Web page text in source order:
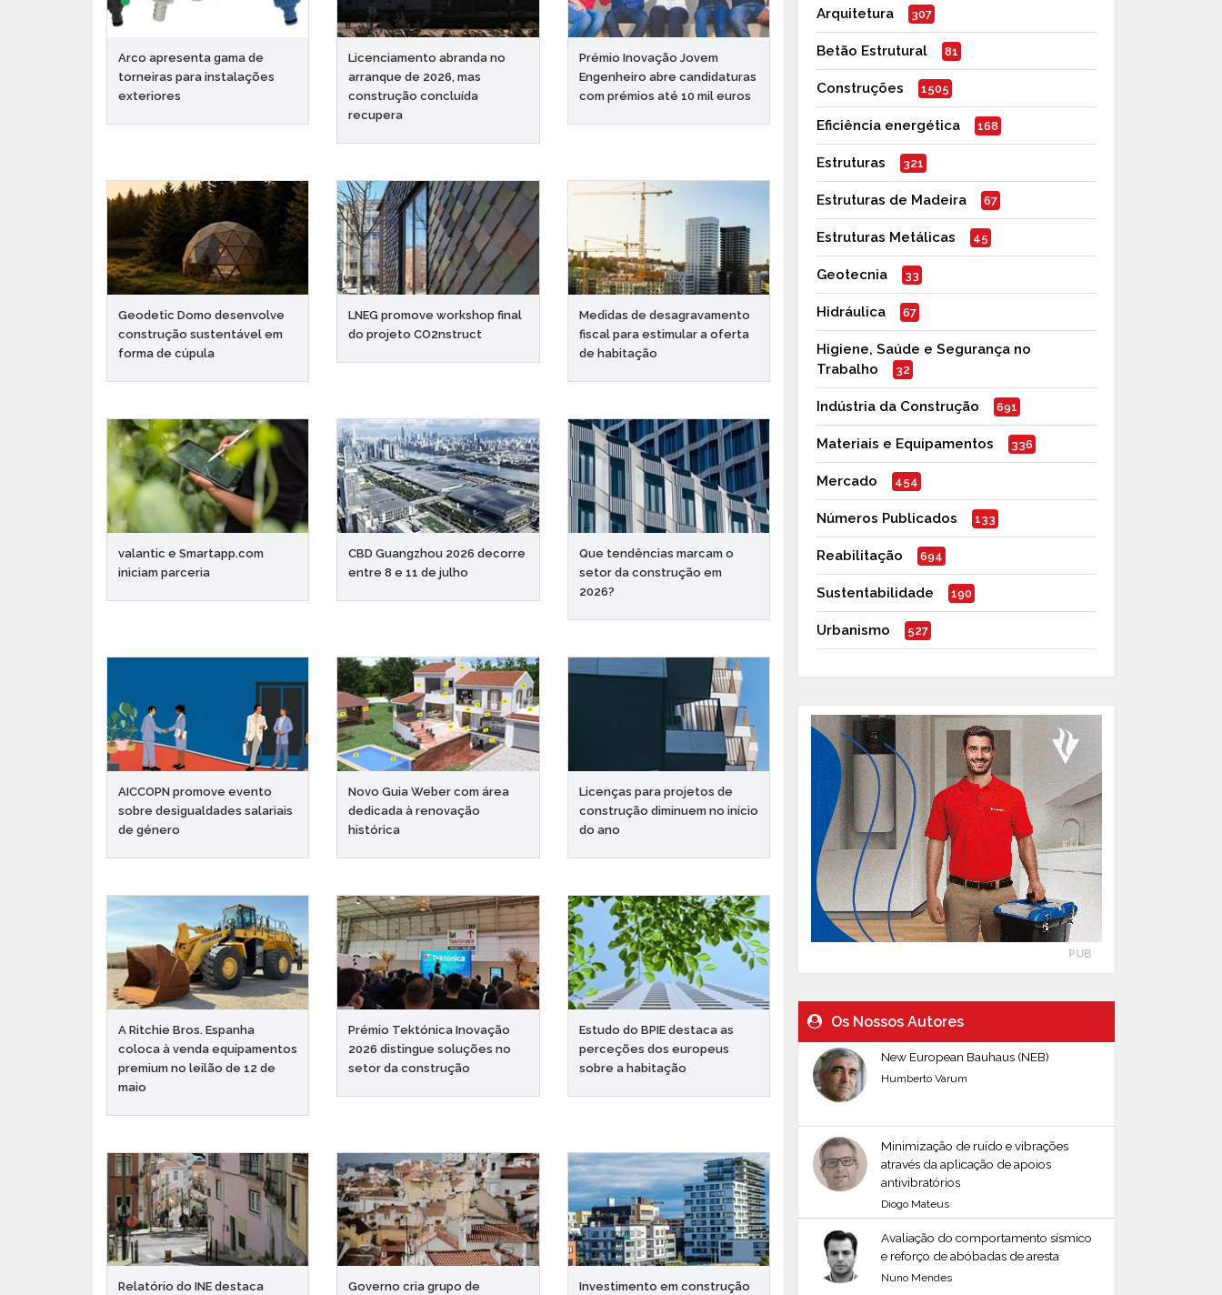
Arco apresenta gama de
torneiras para instalações
exteriores
Licenciamento abranda no
arranque de 2026, mas
construção concluída
recupera
Prémio Inovação Jovem
Engenheiro abre candidaturas
com prémios até 10 mil euros
Geodetic Domo desenvolve
construção sustentável em
forma de cúpula
LNEG promove workshop final
do projeto CO2nstruct
Medidas de desagravamento
fiscal para estimular a oferta
de habitação
valantic e Smartapp.com
iniciam parceria
CBD Guangzhou 2026 decorre
entre 8 e 11 de julho
Que tendências marcam o
setor da construção em
2026?
AICCOPN promove evento
sobre desigualdades salariais
de género
Novo Guia Weber com área
dedicada à renovação
histórica
Licenças para projetos de
construção diminuem no início
do ano
A Ritchie Bros. Espanha
coloca à venda equipamentos
premium no leilão de 12 de
maio
Prémio Tektónica Inovação
2026 distingue soluções no
setor da construção
Estudo do BPIE destaca as
perceções dos europeus
sobre a habitação
Relatório do INE destaca
Governo cria grupo de
Investimento em construção
Arquitetura 307
Betão Estrutural 81
Construções 1505
Eficiência energética 168
Estruturas 321
Estruturas de Madeira 67
Estruturas Metálicas 45
Geotecnia 33
Hidráulica 67
Higiene, Saúde e Segurança no
Trabalho
32
Indústria da Construção 691
Materiais e Equipamentos 336
Mercado 454
Números Publicados 133
Reabilitação 694
Sustentabilidade 190
Urbanismo 527
PUB
Os Nossos Autores
New European Bauhaus (NEB)
Humberto Varum
Minimização de ruído e vibrações
através da aplicação de apoios
antivibratórios
Diogo Mateus
Avaliação do comportamento sísmico
e reforço de abóbadas de aresta
Nuno Mendes